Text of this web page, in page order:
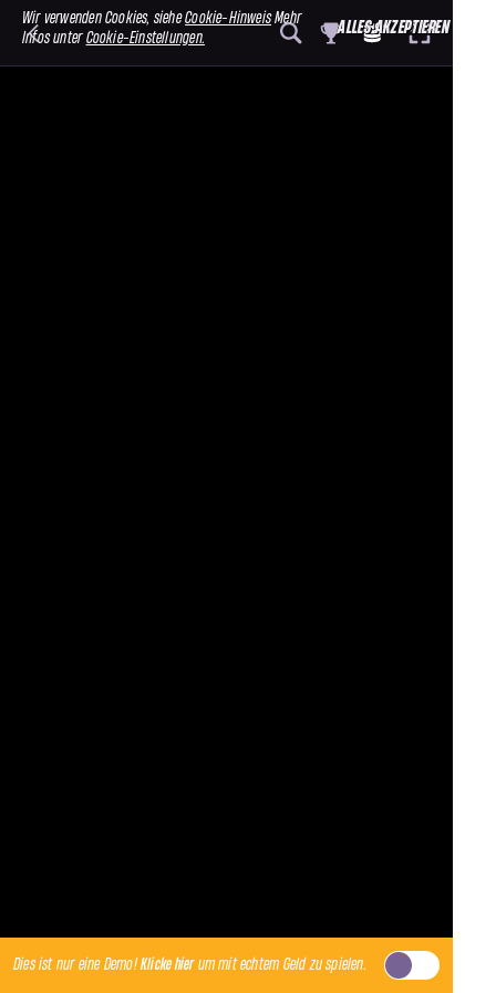
Dies ist nur eine Demo! Klicke hierum mit echtem Geld zu spielen.
Wir verwenden Cookies, sieheCookie-HinweisMehr
Infos unter Cookie-Einstellungen.
ALLES AKZEPTIEREN